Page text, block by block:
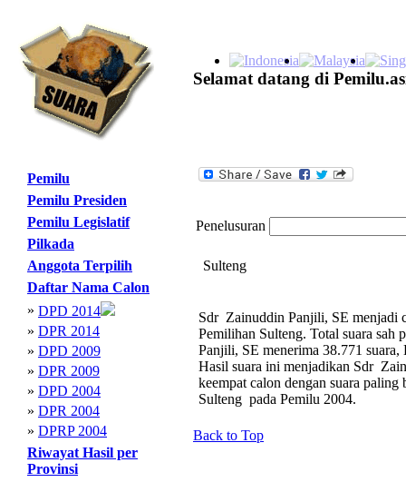
Selamat datang di
Pemilu
Pemilu Presiden
Pemilu Legislatif
Pilkada
Anggota Terpilih
Daftar Nama Calon
» DPD 2014
» DPR 2014
» DPD 2009
» DPR 2009
» DPD 2004
» DPR 2004
» DPRP 2004
Riwayat Hasil per
Provinsi
Penelusuran
Sulteng
Sdr Zainuddin Panjili, SE menjadi
Pemilihan Sulteng. Total suara
Panjili, SE menerima 38.771
Hasil suara ini menjadikan Sdr
keempat calon dengan suara
Sulteng pada Pemilu 2004.
Back to Top